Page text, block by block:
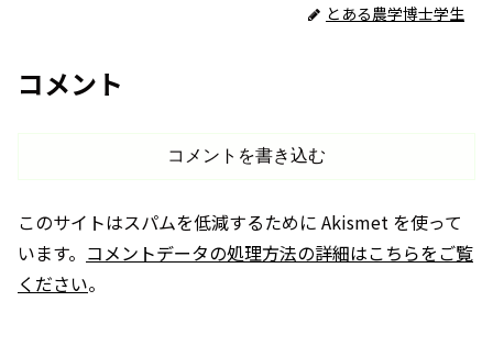
とある農学博士学生
コメント
コメントを書き込む
このサイトはスパムを低減するために Akismet を使って
います。 コメントデータの処理方法の詳細はこちらをご覧
ください。